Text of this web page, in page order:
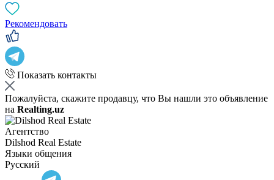
Рекомендовать
Показать контакты
Пожалуйста, скажите продавцу, что Вы нашли это объявление
на Realting.uz
Агентство
Dilshod Real Estate
Языки общения
Русский